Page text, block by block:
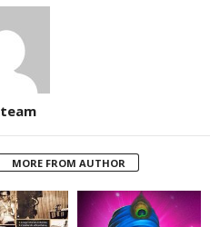
MORE FROM AUTHOR